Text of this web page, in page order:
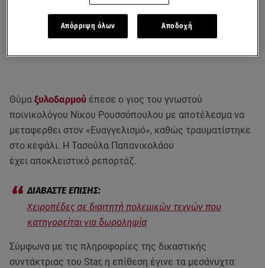
Θύμα ξυλοδαρμού έπεσε ο γιος του γνωστού
ποινικολόγου Νίκου Ρουσσόπουλου με αποτέλεσμα να
μεταφερθει στον «Ευαγγελισμό», καθώς τραυματίστηκε
στο κεφάλι. Η Τασούλα Παπανικολάου
έχει αποκλειστικό ρεπορτάζ.
Χειροπέδες σε διαιτητή πολεμικών τεχνών που
κατηγορείται για δωροληψία
Σύμφωνα με τις πληροφορίες της δικαστικής
συντάκτριας του Star, η επίθεση έγινε τα μεσάνυχτα
Απόρριψη όλων Αποδοχή